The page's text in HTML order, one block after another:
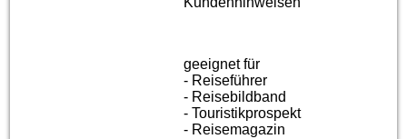
geeignet für
- Reiseführer
- Reisebildband
- Touristikprospekt
- Reisemagazin